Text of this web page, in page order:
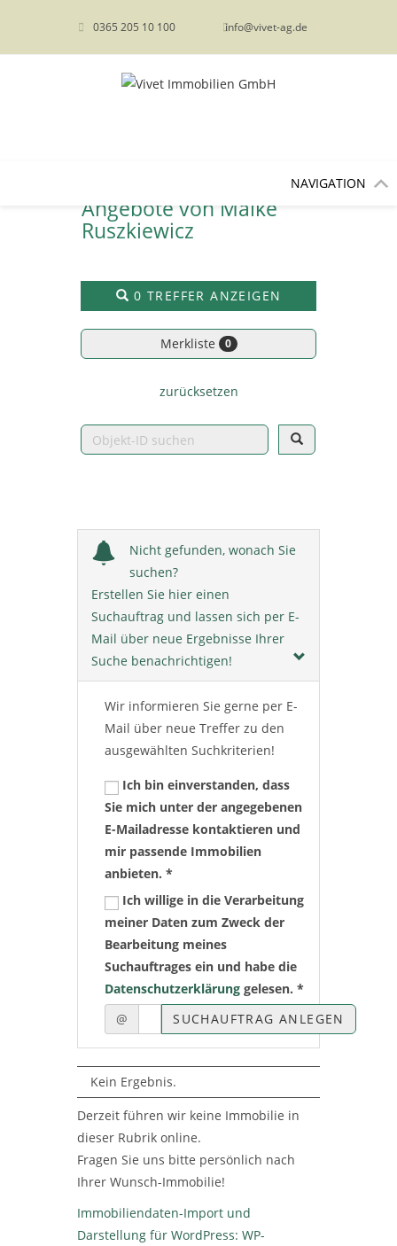
0365 205 10 100 info@vivet-ag.de
NAVIGATION
Angebote von Maike
Ruszkiewicz
0 TREFFER ANZEIGEN
Merkliste 0
zurücksetzen
Nicht gefunden, wonach Sie
suchen?
Erstellen Sie hier einen
Suchauftrag und lassen sich per E-
Mail über neue Ergebnisse Ihrer
Suche benachrichtigen!
Wir informieren Sie gerne per E-
Mail über neue Treffer zu den
ausgewählten Suchkriterien!
Ich bin einverstanden, dass
Sie mich unter der angegebenen
E-Mailadresse kontaktieren und
mir passende Immobilien
anbieten. *
Ich willige in die Verarbeitung
meiner Daten zum Zweck der
Bearbeitung meines
Suchauftrages ein und habe die
Datenschutzerklärung gelesen. *
@
SUCHAUFTRAG ANLEGEN
Kein Ergebnis.
Derzeit führen wir keine Immobilie in
dieser Rubrik online.
Fragen Sie uns bitte persönlich nach
Ihrer Wunsch-Immobilie!
Immobiliendaten-Import und
Darstellung für WordPress: WP-